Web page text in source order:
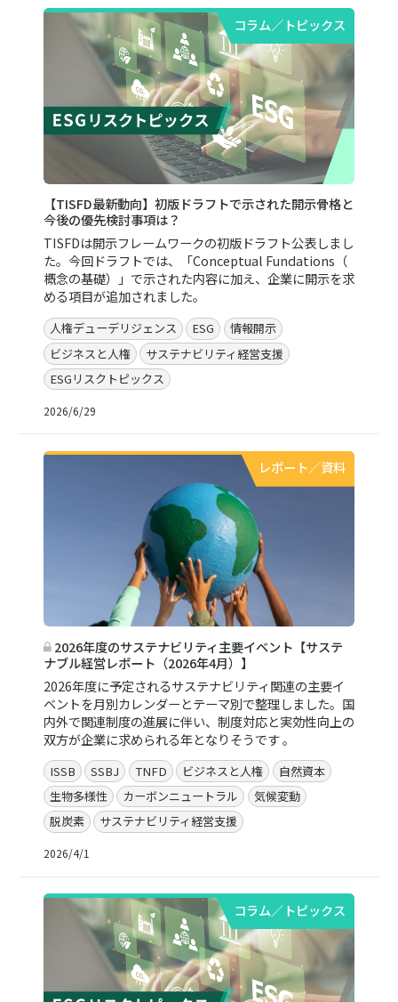
コラム／トピックス
【TISFD最新動向】初版ドラフトで示された開示骨格と
今後の優先検討事項は？
TISFDは開示フレームワークの初版ドラフト公表しまし
た。今回ドラフトでは、「Conceptual Fundations（
概念の基礎）」で示された内容に加え、企業に開示を求
める項目が追加されました。
人権デューデリジェンス ESG
情報開示
ビジネスと人権
サステナビリティ経営支援
ESGリスクトピックス
2026/6/29
レポート／資料
2026年度のサステナビリティ主要イベント【サステ
ナブル経営レポート（2026年4月）】
2026年度に予定されるサステナビリティ関連の主要イ
ベントを月別カレンダーとテーマ別で整理しました。国
内外で関連制度の進展に伴い、制度対応と実効性向上の
双方が企業に求められる年となりそうです 。
ISSB SSBJ TNFD ビジネスと人権
自然資本
生物多様性
カーボンニュートラル
気候変動
脱炭素
サステナビリティ経営支援
2026/4/1
コラム／トピックス